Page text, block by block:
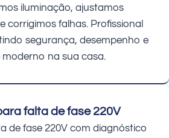
iluminação, ajustamos
corrigimos falhas. Profissional
segurança, desempenho e
na sua casa.
falta de fase 220V
de fase 220V com diagnóstico